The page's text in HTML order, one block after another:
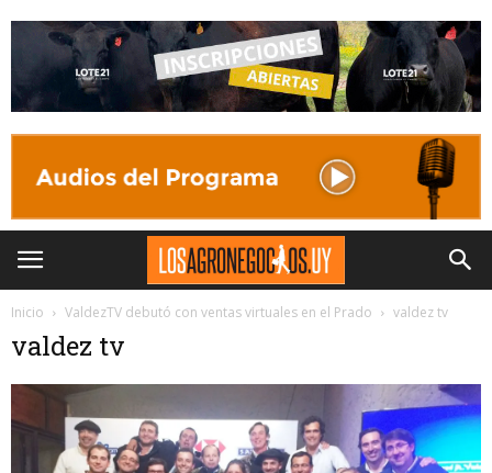
Inicio ValdezTV debutó con ventas virtuales en el Prado valdez tv
valdez tv